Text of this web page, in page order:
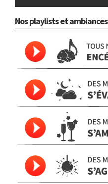
Nos playlists et ambiances